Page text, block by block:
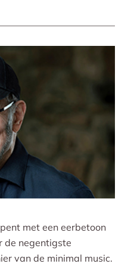
met een eerbetoon
de negentigste
van de minimal music.